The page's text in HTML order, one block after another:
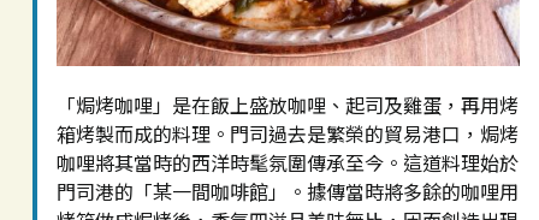
「焗烤咖哩」是在飯上盛放咖哩、起司及雞蛋，再用烤
箱烤製而成的料理。門司過去是繁榮的貿易港口，焗烤
咖哩將其當時的西洋時髦氛圍傳承至今。這道料理始於
門司港的「某一間咖啡館」。據傳當時將多餘的咖哩用